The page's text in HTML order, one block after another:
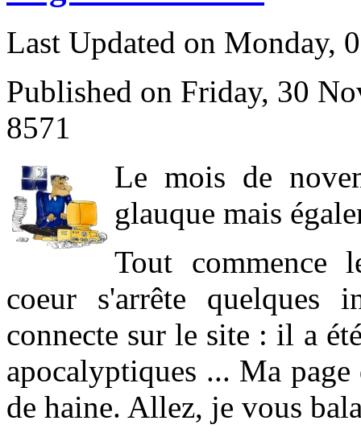
Last Updated on Monday,
Published on Friday, 30
8571
Le mois de
glauque mais
Tout commence
coeur s'arrête quelques
connecte sur le site : il a
apocalyptiques ... Ma
de haine. Allez, je vous